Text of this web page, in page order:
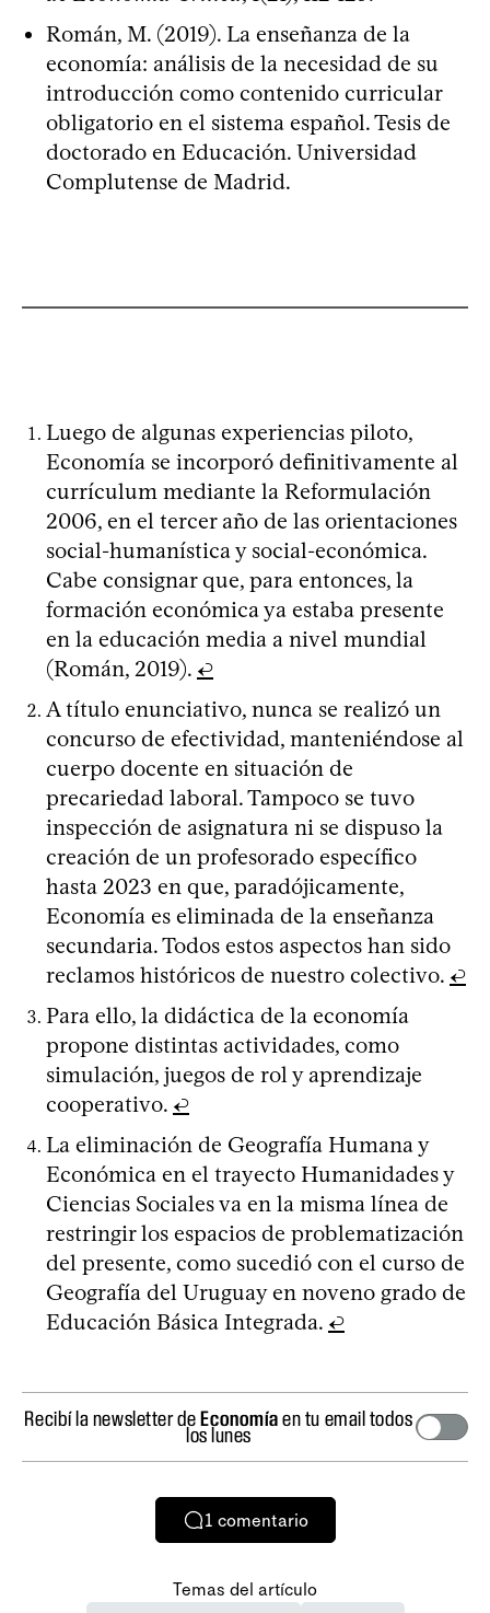
Román, M. (2019). La enseñanza de la
economía: análisis de la necesidad de su
introducción como contenido curricular
obligatorio en el sistema español. Tesis de
doctorado en Educación. Universidad
Complutense de Madrid.
Luego de algunas experiencias piloto,
Economía se incorporó definitivamente al
currículum mediante la Reformulación
2006, en el tercer año de las orientaciones
social-humanística y social-económica.
Cabe consignar que, para entonces, la
formación económica ya estaba presente
en la educación media a nivel mundial
(Román, 2019). ↩
A título enunciativo, nunca se realizó un
concurso de efectividad, manteniéndose al
cuerpo docente en situación de
precariedad laboral. Tampoco se tuvo
inspección de asignatura ni se dispuso la
creación de un profesorado específico
hasta 2023 en que, paradójicamente,
Economía es eliminada de la enseñanza
secundaria. Todos estos aspectos han sido
reclamos históricos de nuestro colectivo. ↩
Para ello, la didáctica de la economía
propone distintas actividades, como
simulación, juegos de rol y aprendizaje
cooperativo. ↩
La eliminación de Geografía Humana y
Económica en el trayecto Humanidades y
Ciencias Sociales va en la misma línea de
restringir los espacios de problematización
del presente, como sucedió con el curso de
Geografía del Uruguay en noveno grado de
Educación Básica Integrada. ↩
Recibí la newsletter deEconomíaen tu email todos
los lunes
1 comentario
Temas del artículo